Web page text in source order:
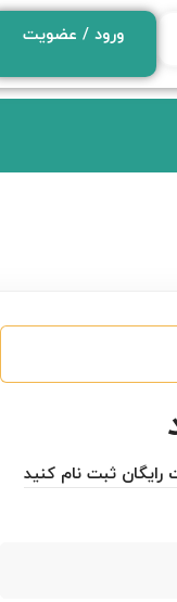
ورود / عضویت
ثبت نام کنید